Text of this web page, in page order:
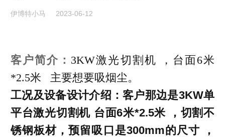
伊博特小马 2023-06-12
客户简介： 3KW激光切割机 ，台面6米
*2.5米 主要想要吸烟尘。
工况及设备设计介绍：客户那边是3KW单
平台激光切割机 台面6米*2.5米 ，切割不
锈钢板材，预留吸口是300mm的尺寸 ，